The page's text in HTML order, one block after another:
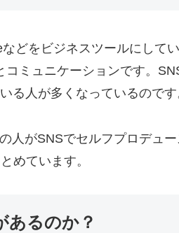
どをビジネスツールにして
ミュニケーションです。
る人が多くなっているのです
人がSNSでセルフプロデュ
めています。
あるのか？